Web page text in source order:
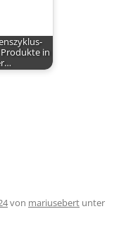
in
von mariusebert unter